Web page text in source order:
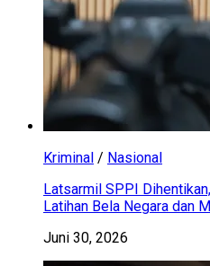
Kriminal / Nasional
Latsarmil SPPI
Latihan Bela Negara dan
Juni 30, 2026